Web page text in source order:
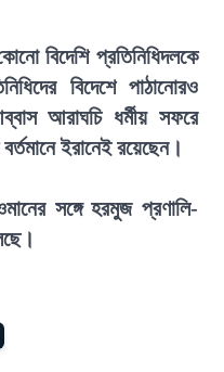
বিদেশি প্রতিনিধিদলকে
বিদেশে পাঠানোরও
আরাঘচি ধর্মীয় সফরে
ইরানেই রয়েছেন।
সঙ্গে হরমুজ প্রণালি-